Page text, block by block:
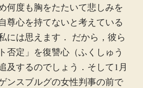
何度も胸をたたいて悲しみを
尊心を持てないと考えている
には思えます． だから，彼ら
否定」を復讐心（ふくしゅう
及するのでしょう．そして1月
ンスブルグの女性判事の前で